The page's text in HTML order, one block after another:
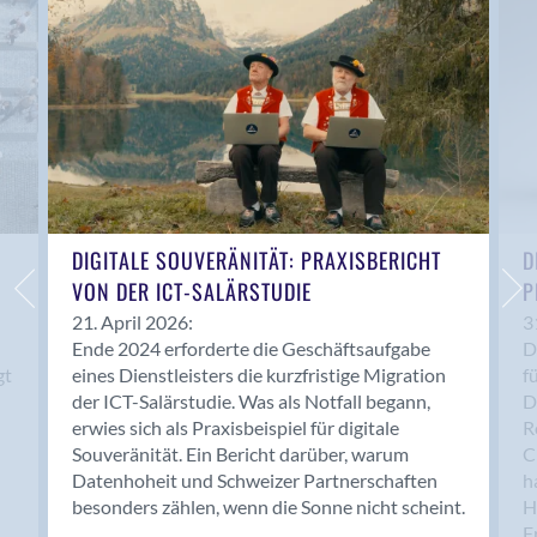
Anwil
Appenzell
Au SG
Baar
Baden
Balsthal
Balzers
Basel
Bassersdorf
Belp
Bendern
Benken (SG)
Bergdietikon
Berlin
Bern
Bern - Liebefeld
DIGITALE SOUVERÄNITÄT: PRAXISBERICHT
VON DER ICT-SALÄRSTUDIE
21. April 2026:
Ende 2024 erforderte die Geschäftsaufgabe
eines Dienstleisters die kurzfristige Migration
der ICT-Salärstudie. Was als Notfall begann,
erwies sich als Praxisbeispiel für digitale
Souveränität. Ein Bericht darüber, warum
Datenhoheit und Schweizer Partnerschaften
besonders zählen, wenn die Sonne nicht scheint.